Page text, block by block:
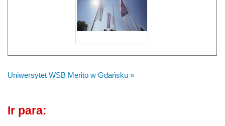
Uniwersytet WSB Merito w Gdańsku »
Ir para: